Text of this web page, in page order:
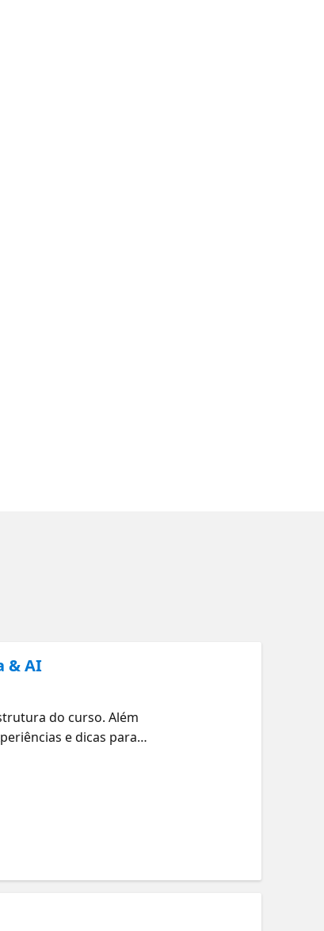
& AI
do curso. Além
e dicas para